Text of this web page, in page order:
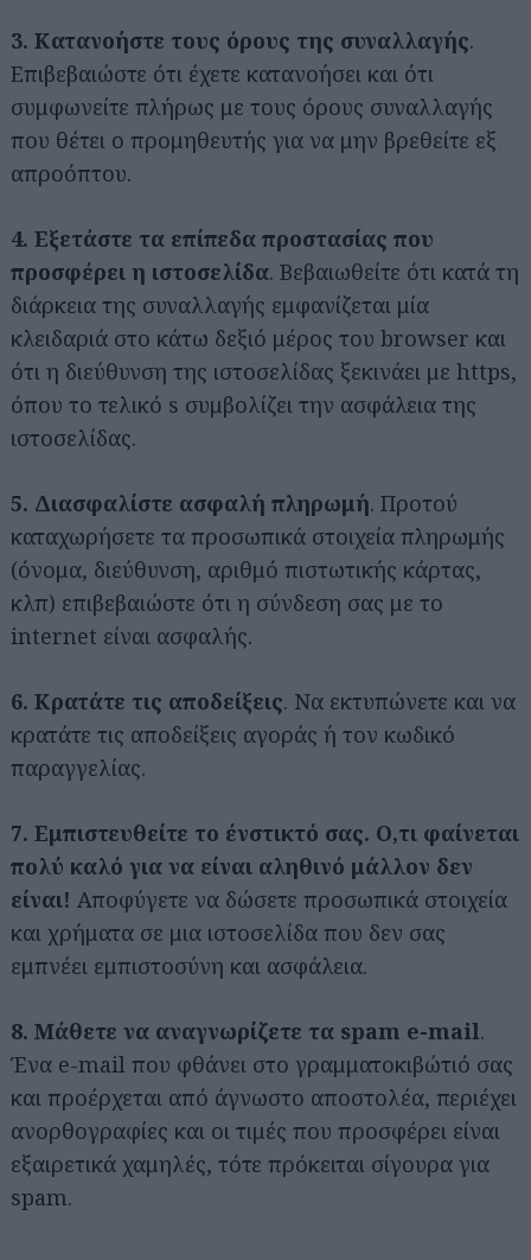
3. Κατανοήστε τους όρους της συναλλαγής.
Επιβεβαιώστε ότι έχετε κατανοήσει και ότι
συμφωνείτε πλήρως με τους όρους συναλλαγής
που θέτει ο προμηθευτής για να μην βρεθείτε εξ
απροόπτου.
4. Εξετάστε τα επίπεδα προστασίας που
προσφέρει η ιστοσελίδα. Βεβαιωθείτε ότι κατά τη
διάρκεια της συναλλαγής εμφανίζεται μία
κλειδαριά στο κάτω δεξιό μέρος του browser και
ότι η διεύθυνση της ιστοσελίδας ξεκινάει με https,
όπου το τελικό s συμβολίζει την ασφάλεια της
ιστοσελίδας.
5. Διασφαλίστε ασφαλή πληρωμή. Προτού
καταχωρήσετε τα προσωπικά στοιχεία πληρωμής
(όνομα, διεύθυνση, αριθμό πιστωτικής κάρτας,
κλπ) επιβεβαιώστε ότι η σύνδεση σας με το
internet είναι ασφαλής.
6. Κρατάτε τις αποδείξεις. Να εκτυπώνετε και να
κρατάτε τις αποδείξεις αγοράς ή τον κωδικό
παραγγελίας.
7. Εμπιστευθείτε το ένστικτό σας. Ο,τι φαίνεται
πολύ καλό για να είναι αληθινό μάλλον δεν
είναι! Αποφύγετε να δώσετε προσωπικά στοιχεία
και χρήματα σε μια ιστοσελίδα που δεν σας
εμπνέει εμπιστοσύνη και ασφάλεια.
8. Μάθετε να αναγνωρίζετε τα spam e-mail.
Ένα e-mail που φθάνει στο γραμματοκιβώτιό σας
και προέρχεται από άγνωστο αποστολέα, περιέχει
ανορθογραφίες και οι τιμές που προσφέρει είναι
εξαιρετικά χαμηλές, τότε πρόκειται σίγουρα για
spam.